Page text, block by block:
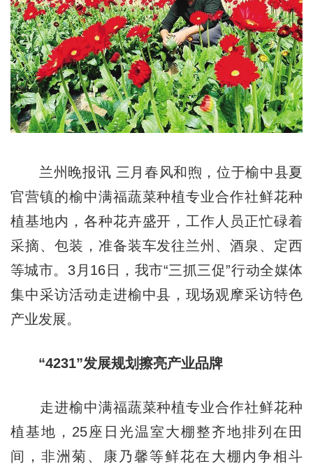
兰州晚报讯 三月春风和煦，位于榆中县夏
官营镇的榆中满福蔬菜种植专业合作社鲜花种
植基地内，各种花卉盛开，工作人员正忙碌着
采摘、包装，准备装车发往兰州、酒泉、定西
等城市。3月16日，我市“三抓三促”行动全媒体
集中采访活动走进榆中县，现场观摩采访特色
产业发展。
“4231”发展规划擦亮产业品牌
走进榆中满福蔬菜种植专业合作社鲜花种
植基地，25座日光温室大棚整齐地排列在田
间，非洲菊、康乃馨等鲜花在大棚内争相斗